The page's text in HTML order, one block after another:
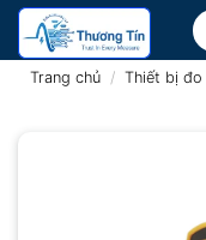
Bỏ
qua
Trang chủ / Thiết bị đo